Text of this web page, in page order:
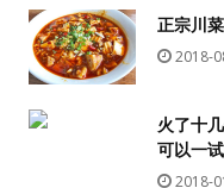
正宗川
2018-
火了十
可以一试
2018-